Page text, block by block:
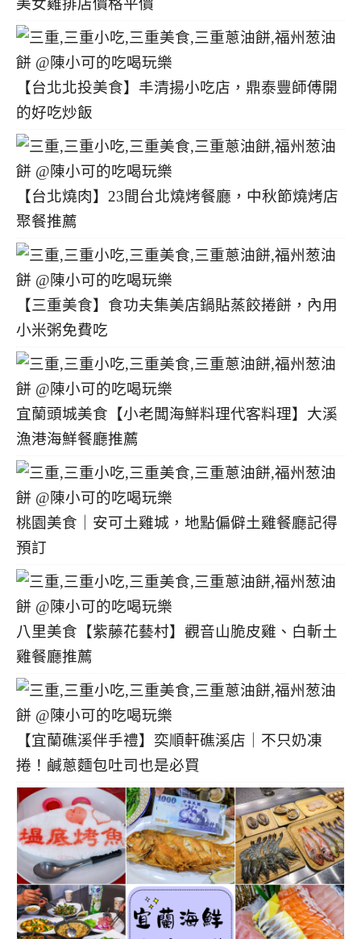
美女雞排店價格平價
【台北北投美食】丰清揚小吃店，鼎泰豐師傅開
的好吃炒飯
【台北燒肉】23間台北燒烤餐廳，中秋節燒烤店
聚餐推薦
【三重美食】食功夫集美店鍋貼蒸餃捲餅，內用
小米粥免費吃
宜蘭頭城美食【小老闆海鮮料理代客料理】大溪
漁港海鮮餐廳推薦
桃園美食｜安可土雞城，地點偏僻土雞餐廳記得
預訂
八里美食【紫藤花藝村】觀音山脆皮雞、白斬土
雞餐廳推薦
【宜蘭礁溪伴手禮】奕順軒礁溪店｜不只奶凍
捲！鹹蔥麵包吐司也是必買